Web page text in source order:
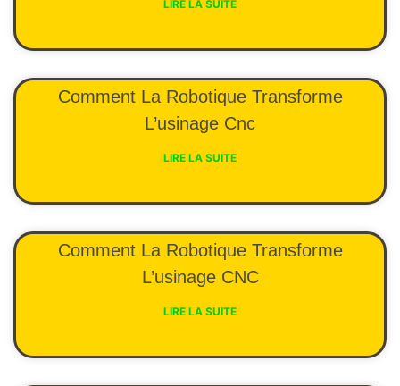
LIRE LA SUITE
Comment La Robotique Transforme
L’usinage Cnc
LIRE LA SUITE
Comment La Robotique Transforme
L’usinage CNC
LIRE LA SUITE